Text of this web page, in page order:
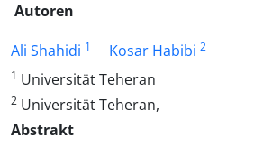
Autoren
Ali Shahidi 1 Kosar Habibi 2
1 Universität Teheran
2 Universität Teheran,
Abstrakt